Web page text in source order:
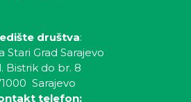
društva:
Stari Grad Sarajevo
Bistrik do br. 8
Sarajevo
telefon: